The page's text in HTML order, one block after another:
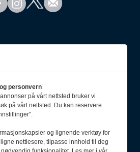
nyhetsbrev
personvern
på vårt nettsted bruker vi
på vårt nettsted. Du kan reservere
og lignende verktøy for
nettlesere, tilpasse innhold til deg